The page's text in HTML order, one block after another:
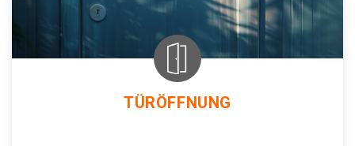
TÜRÖFFNUNG